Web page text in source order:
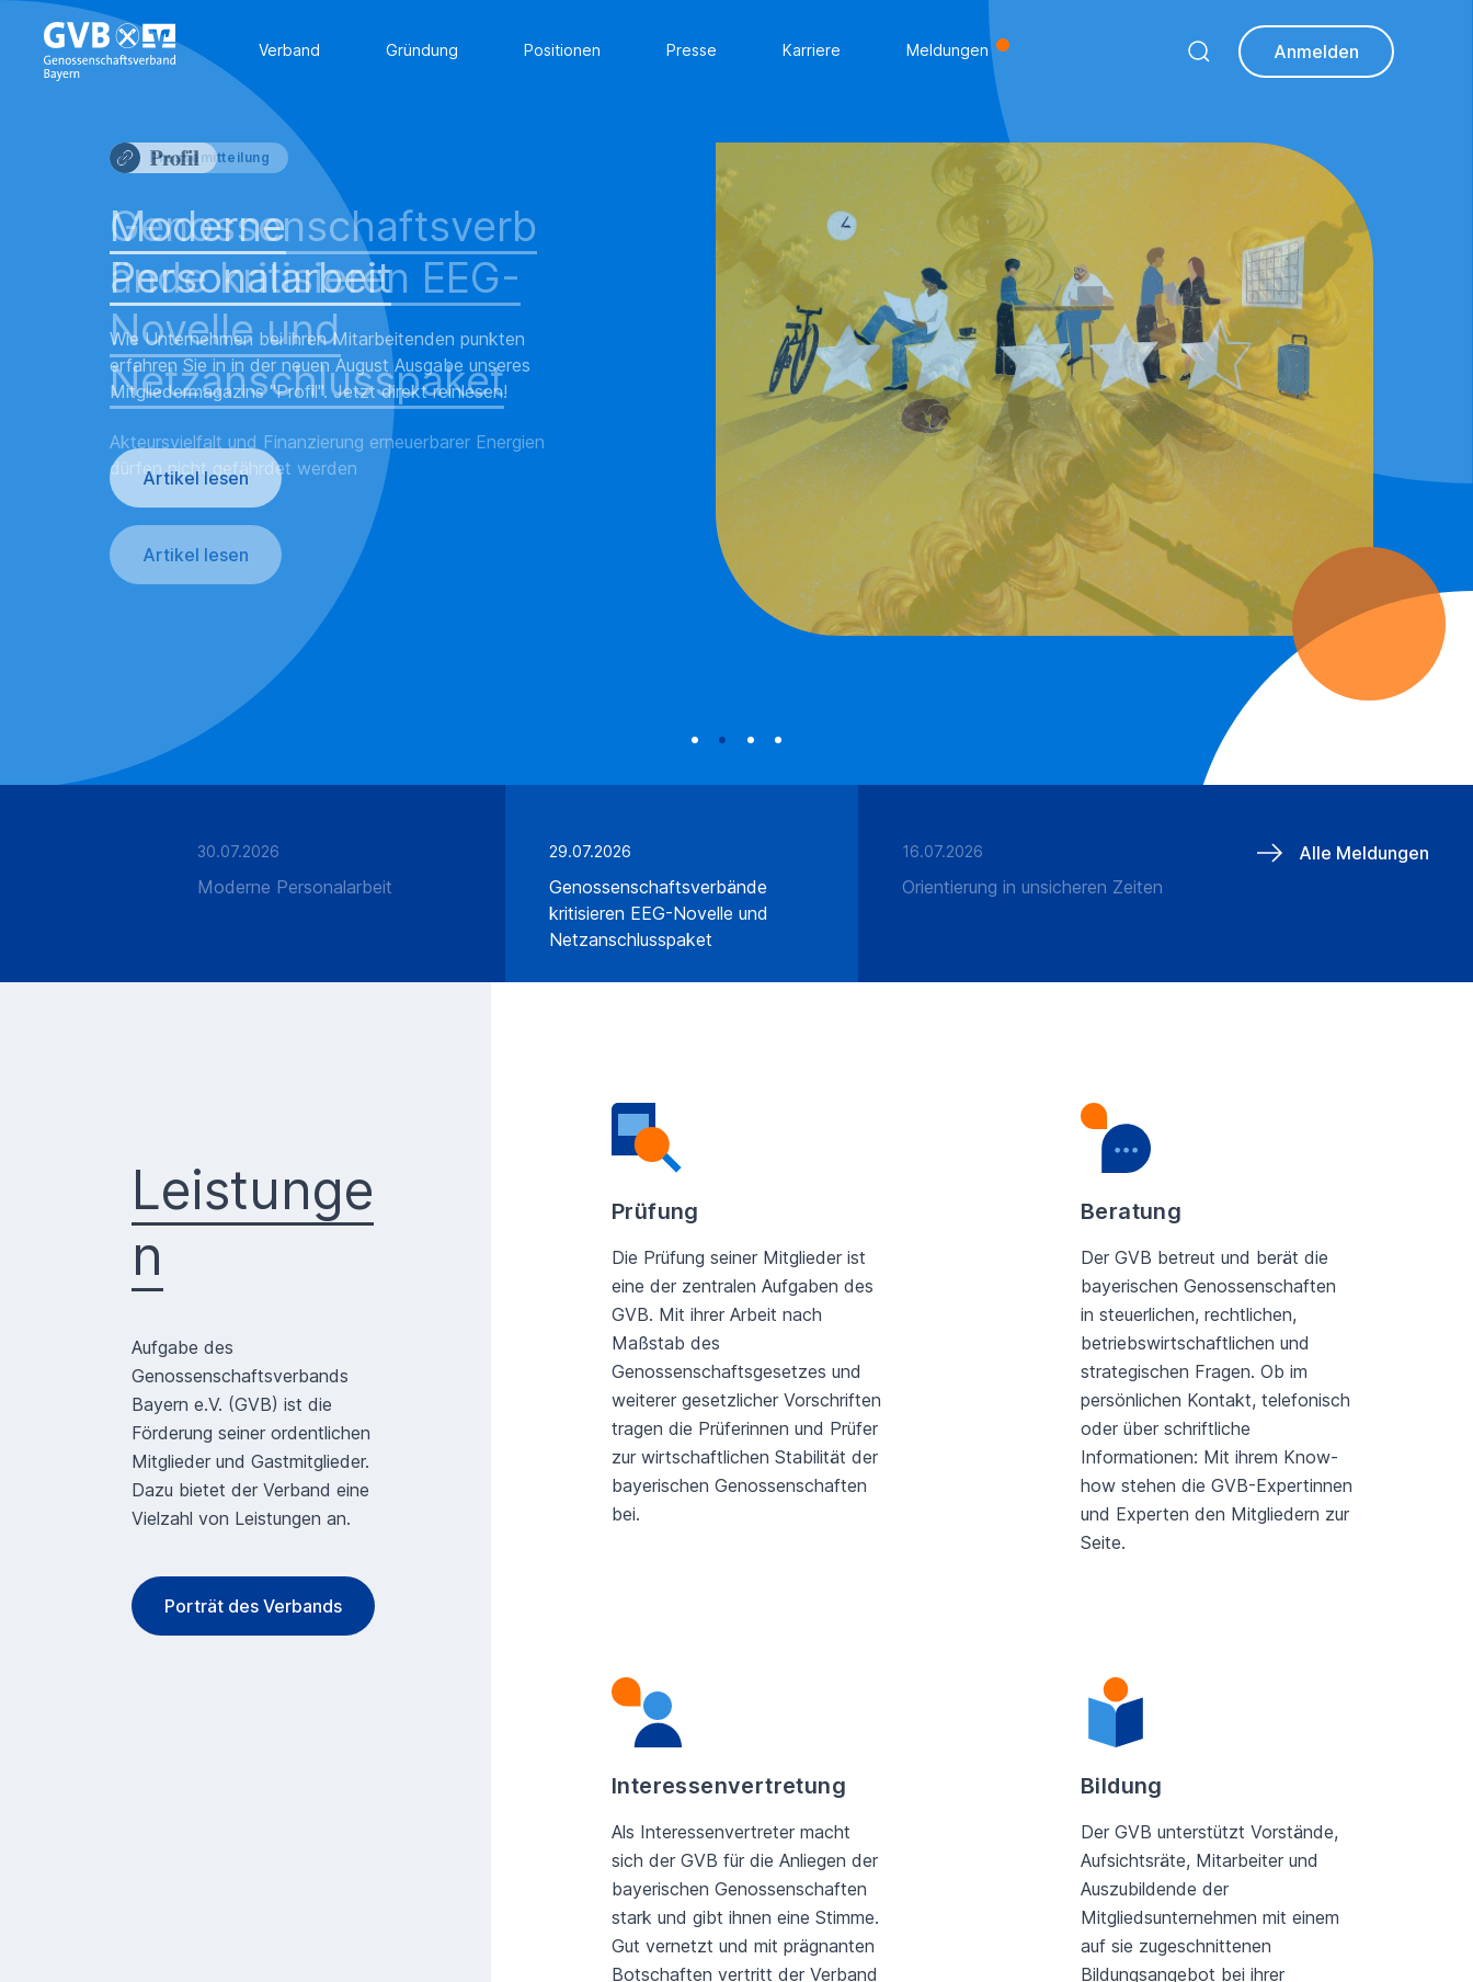
Verband Gründung Positionen Presse Karriere Meldungen Anmelden
Pressemitteilung
Genossenschaftsverb
ände kritisieren EEG-
Novelle und
Netzanschlusspaket
Akteursvielfalt und Finanzierung erneuerbarer Energien
dürfen nicht gefährdet werden
Artikel lesen
30.07.2026
Moderne Personalarbeit
29.07.2026
Genossenschaftsverbände
kritisieren EEG-Novelle und
Netzanschlusspaket
16.07.2026
Orientierung in unsicheren Zeiten
03.07.2026Alle Meldungen
Leistunge
n
Aufgabe des
Genossenschaftsverbands
Bayern e.V. (GVB) ist die
Förderung seiner ordentlichen
Mitglieder und Gastmitglieder.
Dazu bietet der Verband eine
Vielzahl von Leistungen an.
Porträt des Verbands
Prüfung
Die Prüfung seiner Mitglieder ist
eine der zentralen Aufgaben des
GVB. Mit ihrer Arbeit nach
Maßstab des
Genossenschaftsgesetzes und
weiterer gesetzlicher Vorschriften
tragen die Prüferinnen und Prüfer
zur wirtschaftlichen Stabilität der
bayerischen Genossenschaften
bei.
Beratung
Der GVB betreut und berät die
bayerischen Genossenschaften
in steuerlichen, rechtlichen,
betriebswirtschaftlichen und
strategischen Fragen. Ob im
persönlichen Kontakt, telefonisch
oder über schriftliche
Informationen: Mit ihrem Know-
how stehen die GVB-Expertinnen
und Experten den Mitgliedern zur
Seite.
Interessenvertretung
Als Interessenvertreter macht
sich der GVB für die Anliegen der
bayerischen Genossenschaften
stark und gibt ihnen eine Stimme.
Gut vernetzt und mit prägnanten
Botschaften vertritt der Verband
Bildung
Der GVB unterstützt Vorstände,
Aufsichtsräte, Mitarbeiter und
Auszubildende der
Mitgliedsunternehmen mit einem
auf sie zugeschnittenen
Bildungsangebot bei ihrer